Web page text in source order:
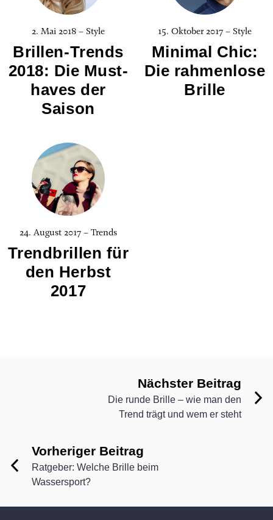
2. Mai 2018 – Style
Brillen-Trends
2018: Die Must-
haves der
Saison
15. Oktober 2017 – Style
Minimal Chic:
Die rahmenlose
Brille
24. August 2017 – Trends
Trendbrillen für
den Herbst
2017
Vorheriger Beitrag
Ratgeber: Welche Brille beim
Wassersport?
Nächster Beitrag
Die runde Brille – wie man den
Trend trägt und wem er steht